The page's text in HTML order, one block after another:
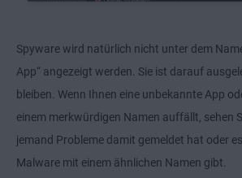
Spyware wird natürlich nicht unter dem
App“ angezeigt werden. Sie ist darauf
bleiben. Wenn Ihnen eine unbekannte App
einem merkwürdigen Namen auffällt, sehen
jemand Probleme damit gemeldet hat oder
Malware mit einem ähnlichen Namen gibt.